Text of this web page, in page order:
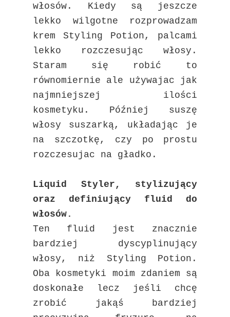
włosów. Kiedy są jeszcze
lekko wilgotne rozprowadzam
krem Styling Potion, palcami
lekko rozczesując włosy.
Staram się robić to
równomiernie ale używajac jak
najmniejszej ilości
kosmetyku. Później suszę
włosy suszarką, układając je
na szczotkę, czy po prostu
rozczesujac na gładko.
Liquid Styler, stylizujący
oraz definiujący fluid do
włosów.
Ten fluid jest znacznie
bardziej dyscyplinujący
włosy, niż Styling Potion.
Oba kosmetyki moim zdaniem są
doskonałe lecz jeśli chcę
zrobić jakąś bardziej